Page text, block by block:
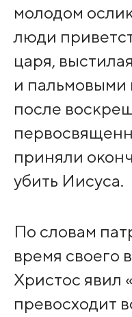
молодом
люди
царя,
и пальмовыми
после
приняли
убить Иисуса.
По словам
время своего
Христос явил
превосходит